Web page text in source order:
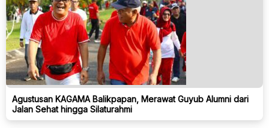
Agustusan KAGAMA Balikpapan, Merawat Guyub Alumni dari
Jalan Sehat hingga Silaturahmi